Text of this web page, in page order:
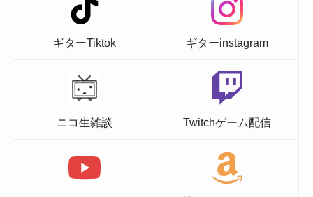
ギターTiktok ギターinstagram
ニコ生雑談 Twitchゲーム配信